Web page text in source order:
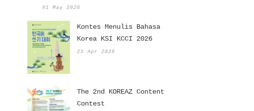
01 May 2026
Kontes Menulis Bahasa
Korea KSI KCCI 2026
25 Apr 2026
The 2nd KOREAZ Content
Contest